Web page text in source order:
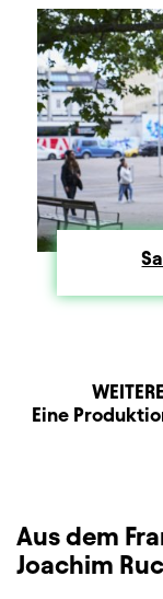
Beschreibung
Eine
Aus dem
Joachim